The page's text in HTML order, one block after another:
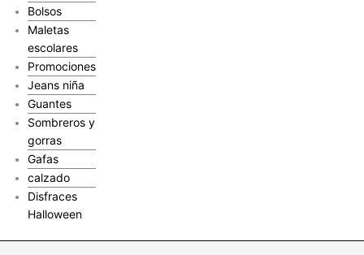
Bolsos
Maletas
escolares
Promociones
Jeans niña
Guantes
Sombreros y
gorras
Gafas
calzado
Disfraces
Halloween